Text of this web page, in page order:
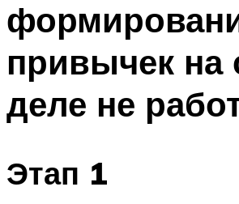
БАССЕЙН ДЛЯ ДОМА
МЕНЮ
привычек на
деле не
Этап 1